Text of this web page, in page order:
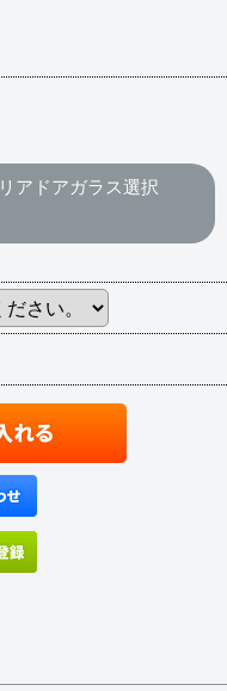
リアドアガラス選択